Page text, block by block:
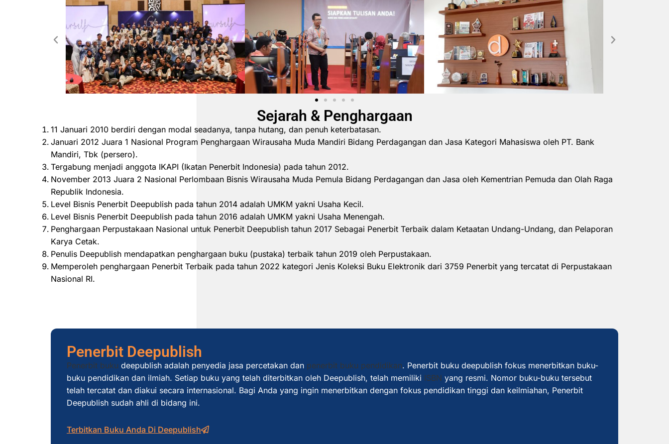
Sejarah & Penghargaan
11 Januari 2010 berdiri dengan modal seadanya, tanpa hutang, dan penuh keterbatasan.
Januari 2012 Juara 1 Nasional Program Penghargaan Wirausaha Muda Mandiri Bidang Perdagangan dan Jasa Kategori Mahasiswa oleh PT. Bank
Mandiri, Tbk (persero).
Tergabung menjadi anggota IKAPI (Ikatan Penerbit Indonesia) pada tahun 2012.
November 2013 Juara 2 Nasional Perlombaan Bisnis Wirausaha Muda Pemula Bidang Perdagangan dan Jasa oleh Kementrian Pemuda dan Olah Raga
Republik Indonesia.
Level Bisnis Penerbit Deepublish pada tahun 2014 adalah UMKM yakni Usaha Kecil.
Level Bisnis Penerbit Deepublish pada tahun 2016 adalah UMKM yakni Usaha Menengah.
Penghargaan Perpustakaan Nasional untuk Penerbit Deepublish tahun 2017 Sebagai Penerbit Terbaik dalam Ketaatan Undang-Undang, dan Pelaporan
Karya Cetak.
Penulis Deepublish mendapatkan penghargaan buku (pustaka) terbaik tahun 2019 oleh Perpustakaan.
Memperoleh penghargaan Penerbit Terbaik pada tahun 2022 kategori Jenis Koleksi Buku Elektronik dari 3759 Penerbit yang tercatat di Perpustakaan
Nasional RI.
Penerbit Deepublish
Penerbit buku deepublish adalah penyedia jasa percetakan dan penerbit buku pendidikan. Penerbit buku deepublish fokus menerbitkan buku-
buku pendidikan dan ilmiah. Setiap buku yang telah diterbitkan oleh Deepublish, telah memiliki ISBN yang resmi. Nomor buku-buku tersebut
telah tercatat dan diakui secara internasional. Bagi Anda yang ingin menerbitkan dengan fokus pendidikan tinggi dan keilmiahan, Penerbit
Deepublish sudah ahli di bidang ini.
Terbitkan Buku Anda Di Deepublish